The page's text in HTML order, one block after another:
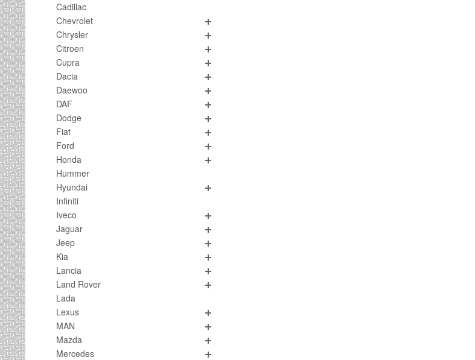
Cadillac
Chevrolet
Chrysler
Citroen
Cupra
Dacia
Daewoo
DAF
Dodge
Fiat
Ford
Honda
Hummer
Hyundai
Infiniti
Iveco
Jaguar
Jeep
Kia
Lancia
Land Rover
Lada
Lexus
MAN
Mazda
Mercedes